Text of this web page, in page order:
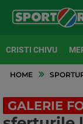
CRISTI CHIVU
HOME
GALERIE